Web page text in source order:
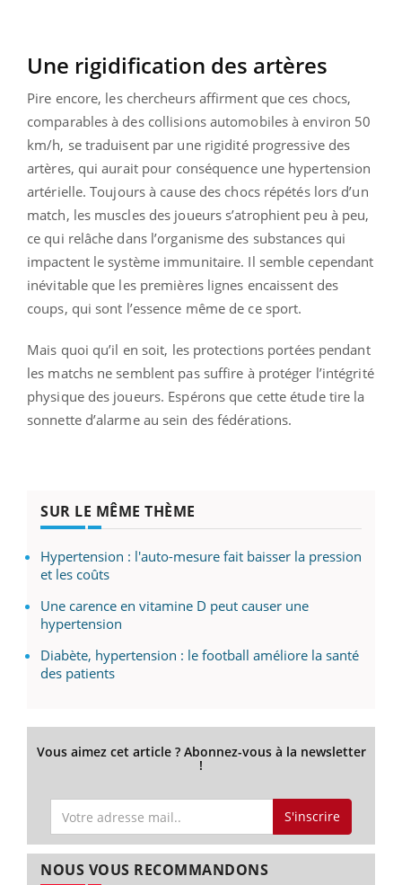
Une rigidification des artères
Pire encore, les chercheurs affirment que ces chocs,
comparables à des collisions automobiles à environ 50
km/h, se traduisent par une rigidité progressive des
artères, qui aurait pour conséquence une hypertension
artérielle. Toujours à cause des chocs répétés lors d’un
match, les muscles des joueurs s’atrophient peu à peu,
ce qui relâche dans l’organisme des substances qui
impactent le système immunitaire. Il semble cependant
inévitable que les premières lignes encaissent des
coups, qui sont l’essence même de ce sport.
Mais quoi qu’il en soit, les protections portées pendant
les matchs ne semblent pas suffire à protéger l’intégrité
physique des joueurs. Espérons que cette étude tire la
sonnette d’alarme au sein des fédérations.
SUR LE MÊME THÈME
Hypertension : l'auto-mesure fait baisser la pression
et les coûts
Une carence en vitamine D peut causer une
hypertension
Diabète, hypertension : le football améliore la santé
des patients
Vous aimez cet article ? Abonnez-vous à la newsletter
!
S'inscrire
NOUS VOUS RECOMMANDONS